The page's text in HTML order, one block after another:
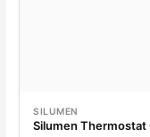
SILUMEN
Silumen Thermostat